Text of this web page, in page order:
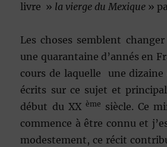
livre » la vierge du Mexique »
Les choses semblent
une quarantaine d’annés en
cours de laquelle une
écrits sur ce sujet et
début du XX ème siècle. Ce
commence à être connu et
modestement, ce récit